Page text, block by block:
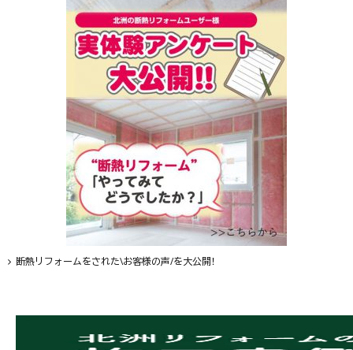
断熱リフォームをされた\お客様の声/を大公開！